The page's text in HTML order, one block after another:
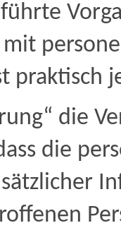
praktisch
die
die